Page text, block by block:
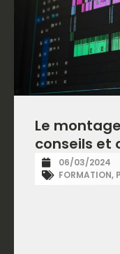
Le
conseils et
06/03/2024
FORMATION,